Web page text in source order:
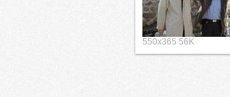
550x365 56K